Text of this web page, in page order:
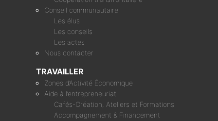
Conseil communautaire
Les élus
Les conseils
Les actes
Nous contacter
TRAVAILLER
Zones d’Activité Économique
Aide à l’entrepreneuriat
Cafés-Création, Ateliers et Formations
Accompagnement & Financement